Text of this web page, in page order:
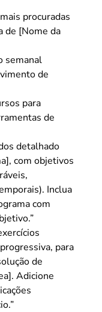
procuradas
de [Nome da
semanal
de
para
de
detalhado
com objetivos
Inclua
com
para
de
Adicione